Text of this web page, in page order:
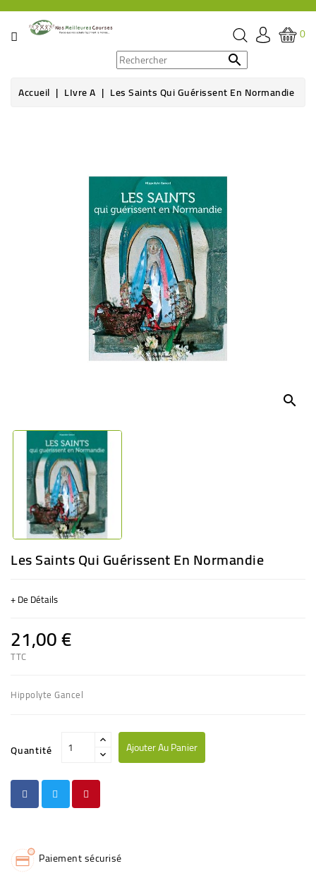
CATÉGORIE
ÉPICERIE
0

Accueil LIvre A Les Saints Qui Guérissent En Normandie
search
Les Saints Qui Guérissent En Normandie
+ De Détails
21,00 €
TTC
Hippolyte Gancel
Quantité Ajouter Au Panier
Paiement sécurisé